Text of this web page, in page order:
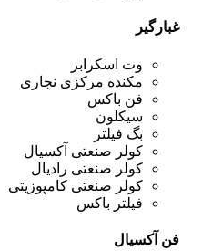
غبارگیر
وت اسکرابر
مکنده مرکزی نجاری
فن باکس
سیکلون
بگ فیلتر
کولر صنعتی آکسیال
کولر صنعتی رادیال
کولر صنعتی کامپوزیتی
فیلتر باکس
فن آکسیال